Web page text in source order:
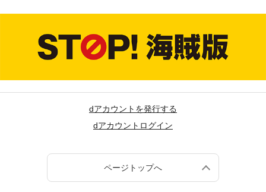
dアカウントを発行する
dアカウントログイン
ページトップへ